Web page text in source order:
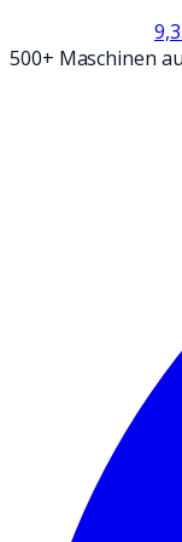
9,3
500+ Maschinen